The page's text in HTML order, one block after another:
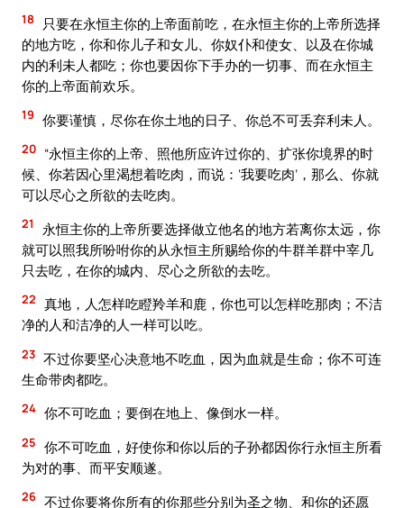
18
只要在永恒主你的上帝面前吃，在永恒主你的上帝所选择
的地方吃，你和你儿子和女儿、你奴仆和使女、以及在你城
内的利未人都吃；你也要因你下手办的一切事、而在永恒主
你的上帝面前欢乐。
19 你要谨慎，尽你在你土地的日子、你总不可丢弃利未人。
20 “永恒主你的上帝、照他所应许过你的、扩张你境界的时
候、你若因心里渴想着吃肉，而说：‘我要吃肉’，那么、你就
可以尽心之所欲的去吃肉。
21
永恒主你的上帝所要选择做立他名的地方若离你太远，你
就可以照我所吩咐你的从永恒主所赐给你的牛群羊群中宰几
只去吃，在你的城内、尽心之所欲的去吃。
22 真地，人怎样吃瞪羚羊和鹿，你也可以怎样吃那肉；不洁
净的人和洁净的人一样可以吃。
23 不过你要坚心决意地不吃血，因为血就是生命；你不可连
生命带肉都吃。
24 你不可吃血；要倒在地上、像倒水一样。
25 你不可吃血，好使你和你以后的子孙都因你行永恒主所看
为对的事、而平安顺遂。
26 不过你要将你所有的你那些分别为圣之物、和你的还愿